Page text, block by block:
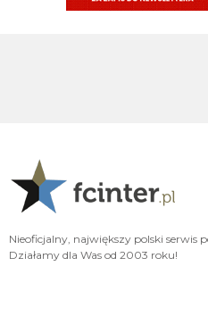
I dalej chcą, a ty kretynie chciałes sidibe i
VVujek
Nieoficjalny, największy polski serwis
Działamy dla Was od 2003 roku!